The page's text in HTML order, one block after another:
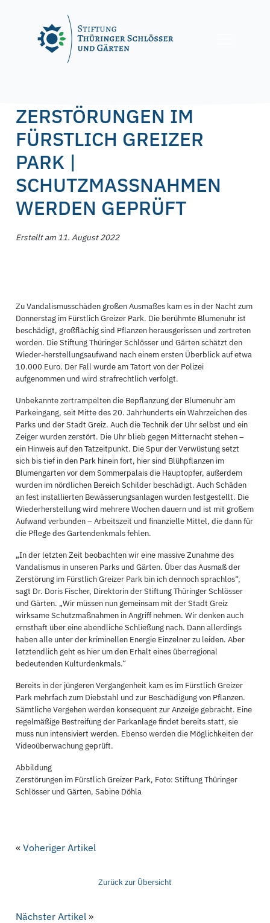
ZERSTÖRUNGEN IM
FÜRSTLICH GREIZER
PARK |
SCHUTZMASSNAHMEN W
ERDEN GEPRÜFT
Erstellt am 11. August 2022
Zu Vandalismusschäden großen Ausmaßes kam es in der Nacht zum
Donnerstag im Fürstlich Greizer Park. Die berühmte Blumenuhr ist
beschädigt, großflächig sind Pflanzen herausgerissen und zertreten
worden. Die Stiftung Thüringer Schlösser und Gärten schätzt den
Wieder-herstellungsaufwand nach einem ersten Überblick auf etwa
10.000 Euro. Der Fall wurde am Tatort von der Polizei
aufgenommen und wird strafrechtlich verfolgt.
Unbekannte zertrampelten die Bepflanzung der Blumenuhr am
Parkeingang, seit Mitte des 20. Jahrhunderts ein Wahrzeichen des
Parks und der Stadt Greiz. Auch die Technik der Uhr selbst und ein
Zeiger wurden zerstört. Die Uhr blieb gegen Mitternacht stehen –
ein Hinweis auf den Tatzeitpunkt. Die Spur der Verwüstung setzt
sich bis tief in den Park hinein fort, hier sind Blühpflanzen im
Blumengarten vor dem Sommerpalais die Hauptopfer, außerdem
wurden im nördlichen Bereich Schilder beschädigt. Auch Schäden
an fest installierten Bewässerungsanlagen wurden festgestellt. Die
Wiederherstellung wird mehrere Wochen dauern und ist mit großem
Aufwand verbunden – Arbeitszeit und finanzielle Mittel, die dann für
die Pflege des Gartendenkmals fehlen.
„In der letzten Zeit beobachten wir eine massive Zunahme des
Vandalismus in unseren Parks und Gärten. Über das Ausmaß der
Zerstörung im Fürstlich Greizer Park bin ich dennoch sprachlos“,
sagt Dr. Doris Fischer, Direktorin der Stiftung Thüringer Schlösser
und Gärten. „Wir müssen nun gemeinsam mit der Stadt Greiz
wirksame Schutzmaßnahmen in Angriff nehmen. Wir denken auch
ernsthaft über eine abendliche Schließung nach. Dann allerdings
haben alle unter der kriminellen Energie Einzelner zu leiden. Aber
letztendlich geht es hier um den Erhalt eines überregional
bedeutenden Kulturdenkmals.“
Bereits in der jüngeren Vergangenheit kam es im Fürstlich Greizer
Park mehrfach zum Diebstahl und zur Beschädigung von Pflanzen.
Sämtliche Vergehen werden konsequent zur Anzeige gebracht. Eine
regelmäßige Bestreifung der Parkanlage findet bereits statt, sie
muss nun intensiviert werden. Ebenso werden die Möglichkeiten der
Videoüberwachung geprüft.
Abbildung
Zerstörungen im Fürstlich Greizer Park, Foto: Stiftung Thüringer
Schlösser und Gärten, Sabine Döhla
«Voheriger Artikel
Zurück zur Übersicht
Nächster Artikel »